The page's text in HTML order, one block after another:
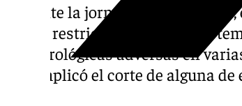
Durante la jornada de este lunes,
aplicó restricciones de tráfico
meteorológicas adversas en
que implicó el corte de alguna